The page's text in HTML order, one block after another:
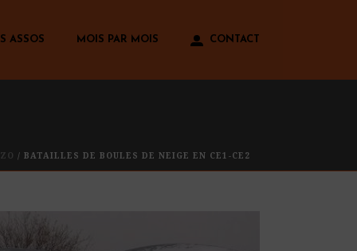
ASSOS MOIS PAR MOIS CONTACT
/ BATAILLES DE BOULES DE NEIGE EN CE1-CE2